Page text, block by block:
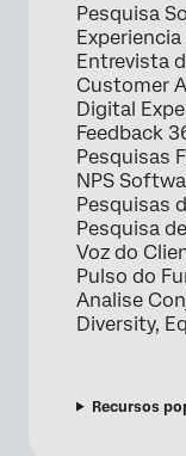
Pesquisa
Entrevista
Customer
Digital
Feedback
Pesquisas
NPS
Pesquisas
Pesquisa
Voz do
Pulso do
Analise
Diversity,
Recursos